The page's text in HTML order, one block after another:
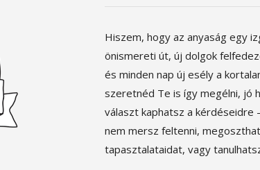
Hiszem, hogy az anyaság egy
önismereti út, új dolgok
és minden nap új esély a
szeretnéd Te is így megélni, jó
választ kaphatsz a kérdéseidre
nem mersz feltenni,
tapasztalataidat, vagy